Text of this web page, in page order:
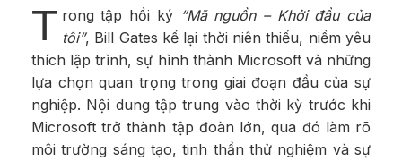
T rong tập hồi ký“Mã nguồn – Khởi đầu của
tôi”, Bill Gates kể lại thời niên thiếu, niềm yêu
thích lập trình, sự hình thành Microsoft và những
lựa chọn quan trọng trong giai đoạn đầu của sự
nghiệp. Nội dung tập trung vào thời kỳ trước khi
Microsoft trở thành tập đoàn lớn, qua đó làm rõ
môi trường sáng tạo, tinh thần thử nghiệm và sự